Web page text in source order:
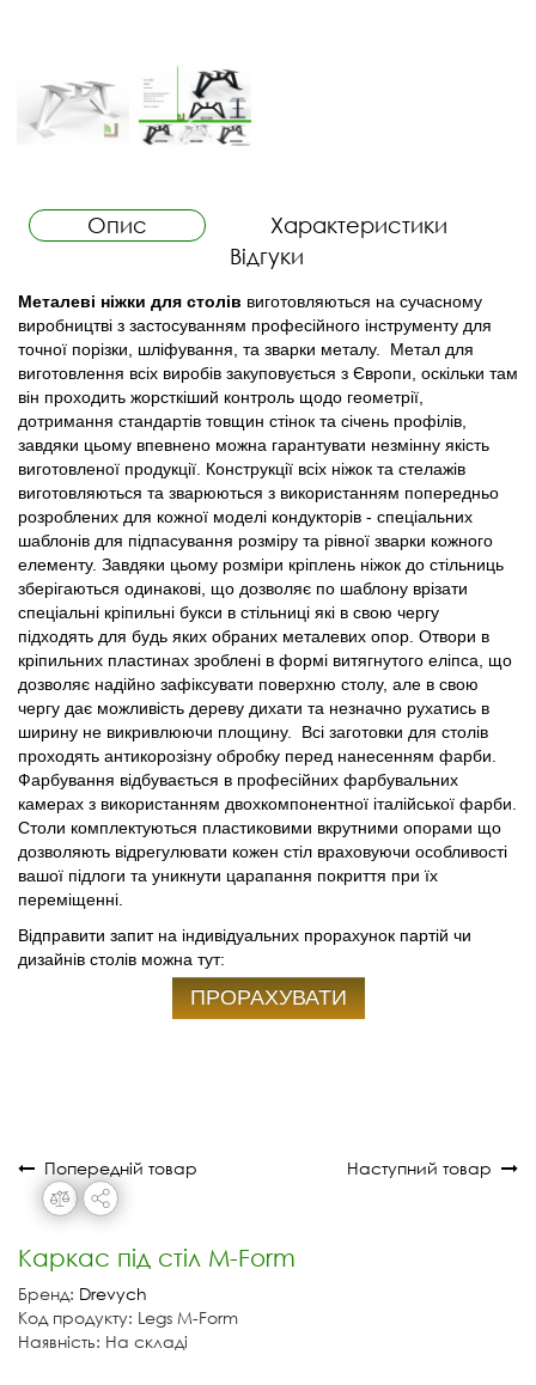
Опис
Характеристики
Відгуки
Металеві ніжки для столів виготовляються на сучасному
виробництві з застосуванням професійного інструменту для
точної порізки, шліфування, та зварки металу. Метал для
виготовлення всіх виробів закуповується з Європи, оскільки там
він проходить жорсткіший контроль щодо геометрії,
дотримання стандартів товщин стінок та січень профілів,
завдяки цьому впевнено можна гарантувати незмінну якість
виготовленої продукції. Конструкції всіх ніжок та стелажів
виготовляються та зварюються з використанням попередньо
розроблених для кожної моделі кондукторів - спеціальних
шаблонів для підпасування розміру та рівної зварки кожного
елементу. Завдяки цьому розміри кріплень ніжок до стільниць
зберігаються одинакові, що дозволяє по шаблону врізати
спеціальні кріпильні букси в стільниці які в свою чергу
підходять для будь яких обраних металевих опор. Отвори в
кріпильних пластинах зроблені в формі витягнутого еліпса, що
дозволяє надійно зафіксувати поверхню столу, але в свою
чергу дає можливість дереву дихати та незначно рухатись в
ширину не викривлюючи площину. Всі заготовки для столів
проходять антикорозізну обробку перед нанесенням фарби.
Фарбування відбувається в професійних фарбувальних
камерах з використанням двохкомпонентної італійської фарби.
Столи комплектуються пластиковими вкрутними опорами що
дозволяють відрегулювати кожен стіл враховуючи особливості
вашої підлоги та уникнути царапання покриття при їх
переміщенні.
Відправити запит на індивідуальних прорахунок партій чи
дизайнів столів можна тут:
ПРОРАХУВАТИ
Попередній товар Наступний товар
Каркас під стіл M-Form
Бренд: Drevych
Код продукту: Legs M-Form
Наявність: На складі